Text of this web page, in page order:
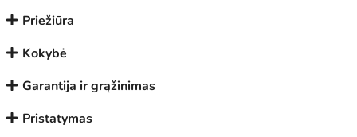
Priežiūra
Kokybė
Garantija ir grąžinimas
Pristatymas